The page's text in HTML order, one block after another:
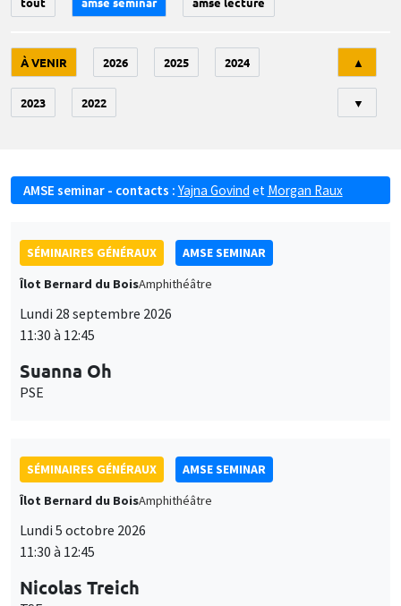
À VENIR 2026 2025 2024
2023 2022
▲
▼
AMSE seminar - contacts : Yajna Govind et Morgan Raux
SÉMINAIRES GÉNÉRAUX
AMSE SEMINAR
Îlot Bernard du BoisAmphithéâtre
Lundi 28 septembre 2026
11:30 à 12:45
Suanna Oh
PSE
SÉMINAIRES GÉNÉRAUX
AMSE SEMINAR
Îlot Bernard du BoisAmphithéâtre
Lundi 5 octobre 2026
11:30 à 12:45
Nicolas Treich